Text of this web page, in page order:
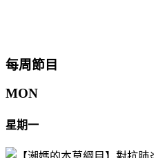
每周節目
MON
星期一